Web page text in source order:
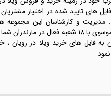
های تایید شده در اختیار
مدیریت و کارشناسان این
طرفین معامله ها را تامین کنند. املاک موسوی با
فایل های خرید ویلا در رویان ،